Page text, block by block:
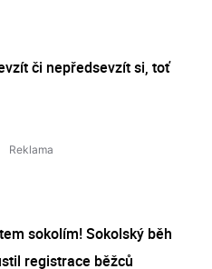
či nepředsevzít si, toť
sokolím! Sokolský běh
registrace běžců